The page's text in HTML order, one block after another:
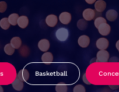
Basketball